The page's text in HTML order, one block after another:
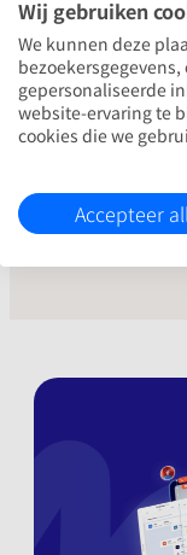
Lead
effectief als
agent
Lees meer:
Wij gebruiken
We kunnen deze
gepersonaliseerde
website-ervaring te
cookies die we
Accepteer